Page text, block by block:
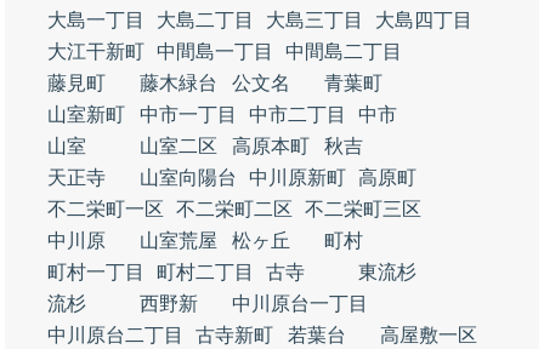
大島一丁目
大島二丁目 大島三丁目
大島四丁目
大江干新町
中間島一丁目
中間島二丁目
藤見町
藤木緑台 公文名
青葉町
山室新町
中市一丁目 中市二丁目
中市
山室
山室二区 高原本町
秋吉
天正寺
山室向陽台 中川原新町 高原町
不二栄町一区
不二栄町二区
不二栄町三区
中川原
山室荒屋 松ヶ丘
町村
町村一丁目
町村二丁目 古寺
東流杉
流杉
西野新
中川原台一丁目
中川原台二丁目
古寺新町 若葉台
高屋敷一区